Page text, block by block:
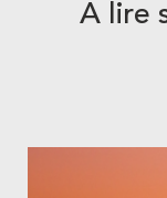
A lire